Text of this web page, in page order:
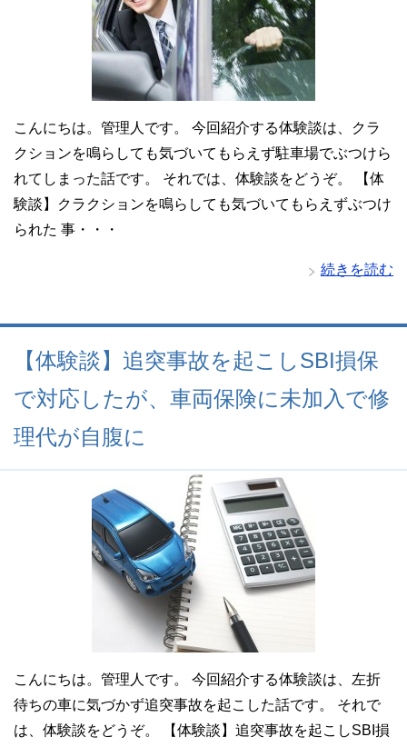
こんにちは。管理人です。 今回紹介する体験談は、クラ
クションを鳴らしても気づいてもらえず駐車場でぶつけら
れてしまった話です。 それでは、体験談をどうぞ。 【体
験談】クラクションを鳴らしても気づいてもらえずぶつけ
られた 事・・・
続きを読む
【体験談】追突事故を起こしSBI損保
で対応したが、車両保険に未加入で修
理代が自腹に
こんにちは。管理人です。 今回紹介する体験談は、左折
待ちの車に気づかず追突事故を起こした話です。 それで
は、体験談をどうぞ。 【体験談】追突事故を起こしSBI損